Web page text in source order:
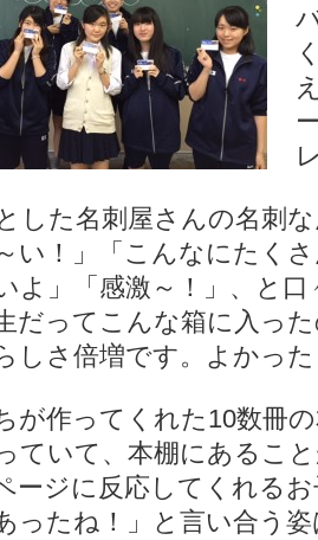
した名刺屋さんの名刺
い！」「こんなにたく
よ」「感激～！」、と
だってこんな箱に入っ
しさ倍増です。よかっ
が作ってくれた10数冊
ていて、本棚にあるこ
ージに反応してくれる
ったね！」と言い合う